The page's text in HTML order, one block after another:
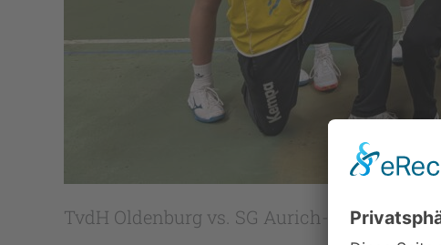
TvdH Oldenburg vs. SG Aurich-Marienhafe